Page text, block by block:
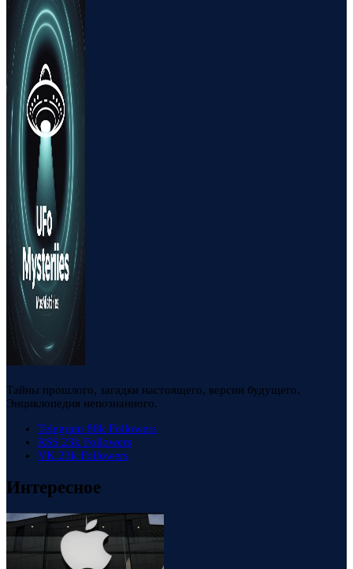
Тайны прошлого, загадки настоящего, версии будущего.
Энциклопедия непознанного.
Telegram 88k Followers
RSS 23k Followers
VK 23k Followers
Интересное